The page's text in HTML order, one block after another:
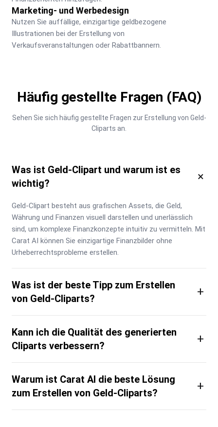
Marketing- und Werbedesign
Nutzen Sie auffällige, einzigartige geldbezogene
Illustrationen bei der Erstellung von
Verkaufsveranstaltungen oder Rabattbannern.
Häufig gestellte Fragen (FAQ)
Sehen Sie sich häufig gestellte Fragen zur Erstellung von Geld-
Cliparts an.
Was ist Geld-Clipart und warum ist es
wichtig?
×
Geld-Clipart besteht aus grafischen Assets, die Geld,
Währung und Finanzen visuell darstellen und unerlässlich
sind, um komplexe Finanzkonzepte intuitiv zu vermitteln. Mit
Carat AI können Sie einzigartige Finanzbilder ohne
Urheberrechtsprobleme erstellen.
Was ist der beste Tipp zum Erstellen
von Geld-Cliparts?
+
Kann ich die Qualität des generierten
Cliparts verbessern?
+
Warum ist Carat AI die beste Lösung
zum Erstellen von Geld-Cliparts?
+